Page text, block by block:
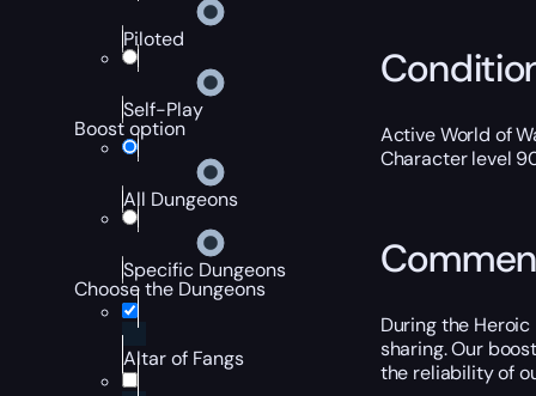
Piloted
Self-Play
Boost option
All Dungeons
Specific Dungeons
Choose the Dungeons
Altar of Fangs
Active World of
Character level
During the
sharing. Our
the reliability of